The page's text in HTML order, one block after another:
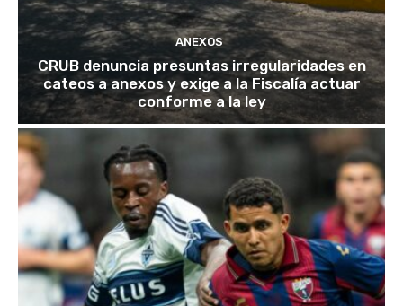
ANEXOS
CRUB denuncia presuntas irregularidades en
cateos a anexos y exige a la Fiscalía actuar
conforme a la ley